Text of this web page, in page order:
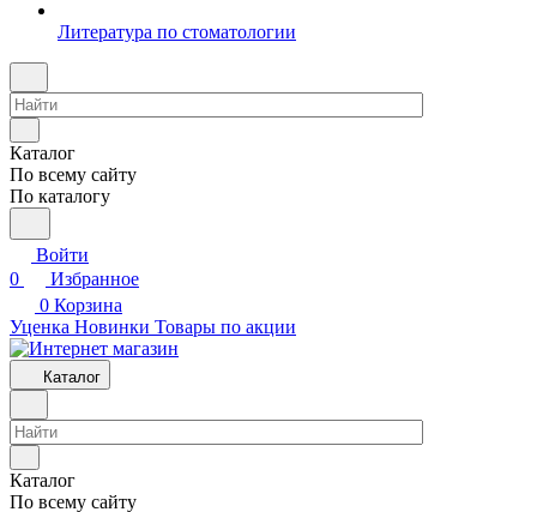
Литература по стоматологии
Каталог
По всему сайту
По каталогу
Войти
0
Избранное
0 Корзина
Уценка Новинки Товары по акции
Каталог
Каталог
По всему сайту